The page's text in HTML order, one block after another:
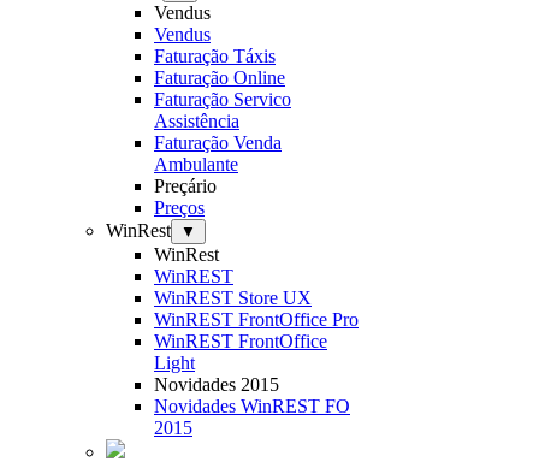
Vendus
Vendus
Faturação Táxis
Faturação Online
Faturação Servico
Assistência
Faturação Venda
Ambulante
Preçário
Preços
WinRest
▼
WinRest
WinREST
WinREST Store UX
WinREST FrontOffice Pro
WinREST FrontOffice
Light
Novidades 2015
Novidades WinREST FO
2015